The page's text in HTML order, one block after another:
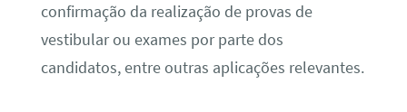
confirmação da realização de provas de
vestibular ou exames por parte dos
candidatos, entre outras aplicações relevantes.